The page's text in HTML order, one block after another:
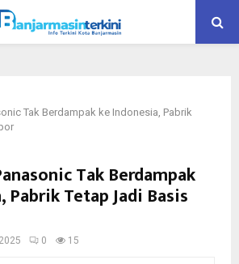
Tak Berdampak ke Indonesia, Pabrik
Tak Berdampak
Pabrik Tetap Jadi Basis
0 15